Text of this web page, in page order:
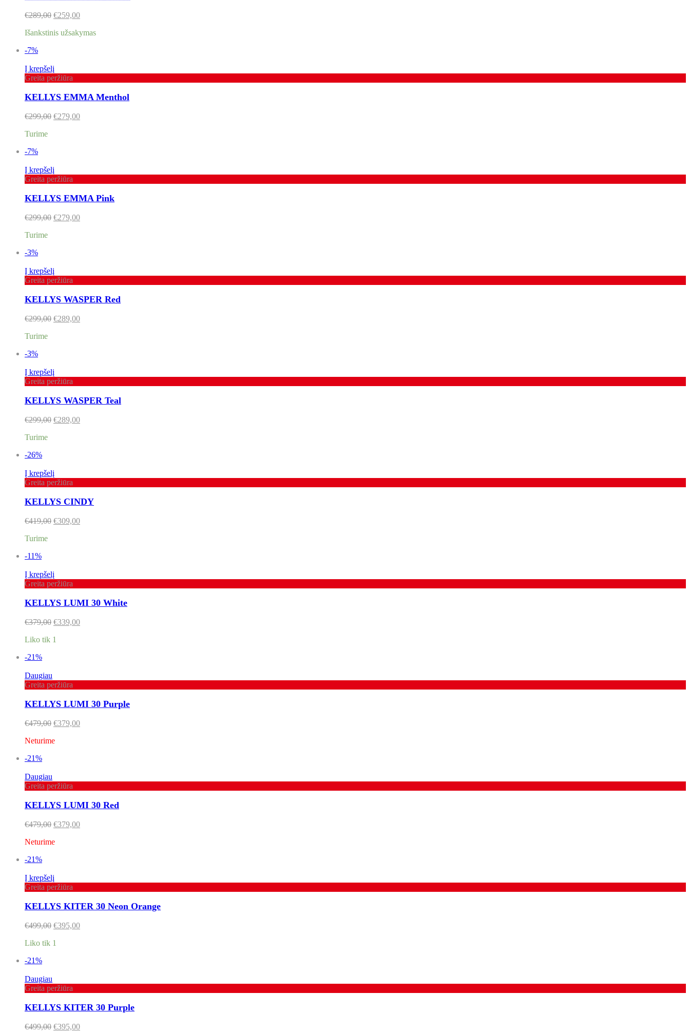
€289,00 €259,00
Išankstinis užsakymas
-7%
Į krepšelį
Greita peržiūra
KELLYS EMMA Menthol
€299,00 €279,00
Turime
-7%
Į krepšelį
Greita peržiūra
KELLYS EMMA Pink
€299,00 €279,00
Turime
-3%
Į krepšelį
Greita peržiūra
KELLYS WASPER Red
€299,00 €289,00
Turime
-3%
Į krepšelį
Greita peržiūra
KELLYS WASPER Teal
€299,00 €289,00
Turime
-26%
Į krepšelį
Greita peržiūra
KELLYS CINDY
€419,00 €309,00
Turime
-11%
Į krepšelį
Greita peržiūra
KELLYS LUMI 30 White
€379,00 €339,00
Liko tik 1
-21%
Daugiau
Greita peržiūra
KELLYS LUMI 30 Purple
€479,00 €379,00
Neturime
-21%
Daugiau
Greita peržiūra
KELLYS LUMI 30 Red
€479,00 €379,00
Neturime
-21%
Į krepšelį
Greita peržiūra
KELLYS KITER 30 Neon Orange
€499,00 €395,00
Liko tik 1
-21%
Daugiau
Greita peržiūra
KELLYS KITER 30 Purple
€499,00 €395,00